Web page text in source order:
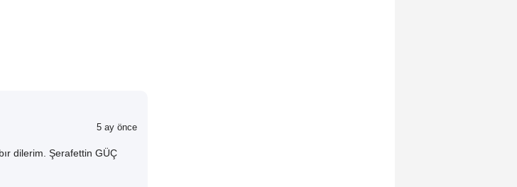
5 ay önce
dilerim. Şerafettin GÜÇ